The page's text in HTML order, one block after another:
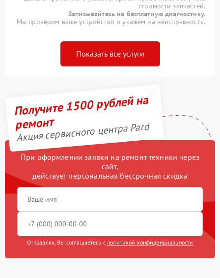
стоимости запчастей.
Записывайтесь на бесплатную диагностику.
Мы проверим ваше устройство и укажем на неисправность.
Показать все услуги
Получите 1500 рублей на
ремонт
Акция сервисного центра Pard
При оформлении заявки на ремонт техники через
сайт,
действует персональная бессрочная скидка
Отправляя, Вы соглашаетесь с политикой конфиденциальности